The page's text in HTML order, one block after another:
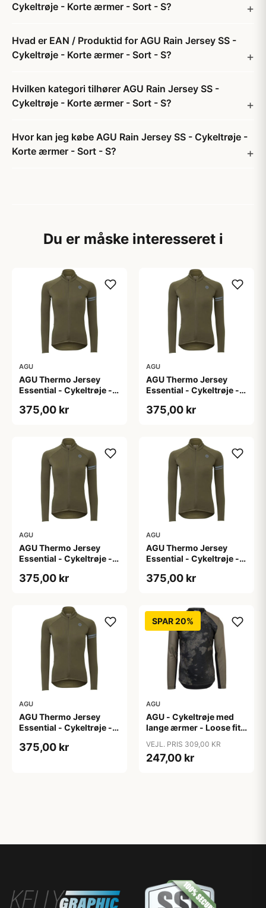
Cykeltrøje - Korte ærmer - Sort - S?
Hvad er EAN / Produktid for AGU Rain Jersey SS -
Cykeltrøje - Korte ærmer - Sort - S?
Hvilken kategori tilhører AGU Rain Jersey SS -
Cykeltrøje - Korte ærmer - Sort - S?
Hvor kan jeg købe AGU Rain Jersey SS - Cykeltrøje -
Korte ærmer - Sort - S?
Du er måske interesseret i
AGU
AGU Thermo Jersey
Essential - Cykeltrøje -
L
375,00 kr
AGU
AGU Thermo Jersey
Essential - Cykeltrøje -
M
375,00 kr
AGU
AGU Thermo Jersey
Essential - Cykeltrøje -
S
375,00 kr
AGU
AGU Thermo Jersey
Essential - Cykeltrøje -
XL
375,00 kr
AGU
AGU Thermo Jersey
Essential - Cykeltrøje -
XXL
375,00 kr
SPAR 20%
AGU
AGU - Cykeltrøje med
lange ærmer - Loose fit -
VEJL. PRIS 309,00 KR
247,00 kr